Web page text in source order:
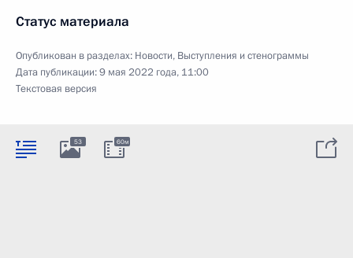
Статус материала
Опубликован в разделах: Новости, Выступления и стенограммы
Дата публикации:9 мая 2022 года, 11:00
Текстовая версия
53 60м